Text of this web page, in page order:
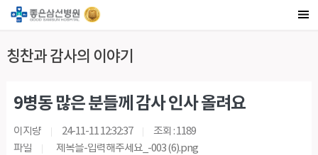
칭찬과 감사의 이야기
9병동 많은 분들께 감사 인사 올려요
이지량 24-11-11 12:32:37
조회 : 1189
파일
제목을-입력해주세요_-003 (6).png